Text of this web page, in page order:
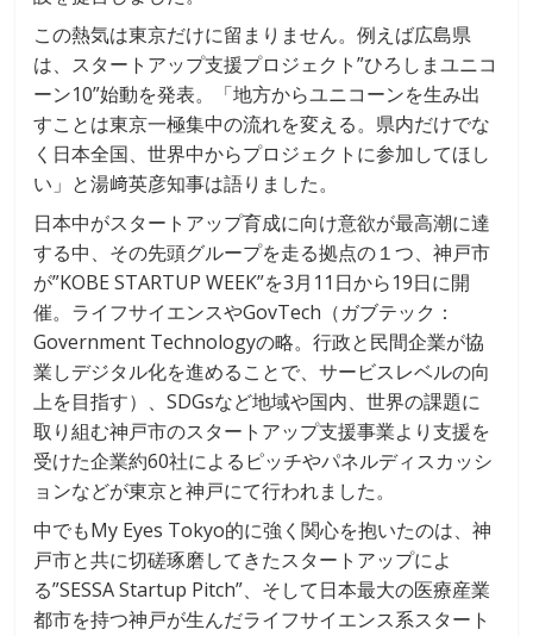
この熱気は東京だけに留まりません。例えば広島県
は、スタートアップ支援プロジェクト”ひろしまユニコ
ーン10”始動を発表。「地方からユニコーンを生み出
すことは東京一極集中の流れを変える。県内だけでな
く日本全国、世界中からプロジェクトに参加してほし
い」と湯﨑英彦知事は語りました。
日本中がスタートアップ育成に向け意欲が最高潮に達
する中、その先頭グループを走る拠点の１つ、神戸市
が”KOBE STARTUP WEEK”を3月11日から19日に開
催。ライフサイエンスやGovTech（ガブテック：
Government Technologyの略。行政と民間企業が協
業しデジタル化を進めることで、サービスレベルの向
上を目指す）、SDGsなど地域や国内、世界の課題に
取り組む神戸市のスタートアップ支援事業より支援を
受けた企業約60社によるピッチやパネルディスカッシ
ョンなどが東京と神戸にて行われました。
中でもMy Eyes Tokyo的に強く関心を抱いたのは、神
戸市と共に切磋琢磨してきたスタートアップによ
る”SESSA Startup Pitch”、そして日本最大の医療産業
都市を持つ神戸が生んだライフサイエンス系スタート